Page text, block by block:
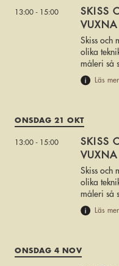
13:00 - 15:00
SKISS
VUXNA
Skiss och
olika
måleri så
Läs mer
ONSDAG 21 OKT
13:00 - 15:00
SKISS
VUXNA
Skiss och
olika
måleri så
Läs mer
ONSDAG 4 NOV